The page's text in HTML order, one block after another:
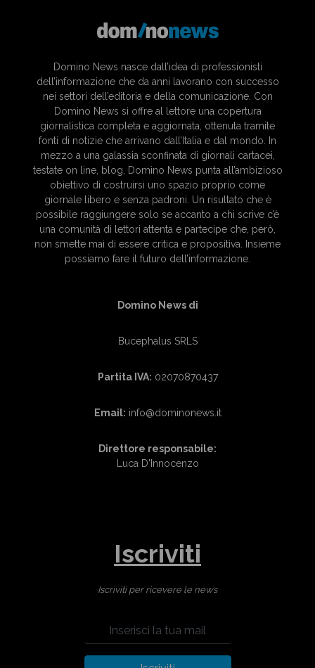
Domino News nasce dall’idea di professionisti
dell’informazione che da anni lavorano con successo
nei settori dell’editoria e della comunicazione. Con
Domino News si offre al lettore una copertura
giornalistica completa e aggiornata, ottenuta tramite
fonti di notizie che arrivano dall’Italia e dal mondo. In
mezzo a una galassia sconfinata di giornali cartacei,
testate on line, blog, Domino News punta all’ambizioso
obiettivo di costruirsi uno spazio proprio come
giornale libero e senza padroni. Un risultato che è
possibile raggiungere solo se accanto a chi scrive c’è
una comunità di lettori attenta e partecipe che, però,
non smette mai di essere critica e propositiva. Insieme
possiamo fare il futuro dell’informazione.
Domino News di
Bucephalus SRLS
Partita IVA: 02070870437
Email: info@dominonews.it
Direttore responsabile:
Luca D'Innocenzo
Iscriviti
Iscriviti per ricevere le news